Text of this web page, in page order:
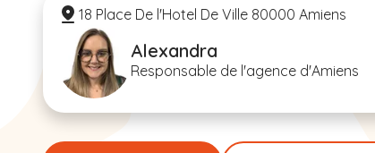
18 Place De l'Hotel De Ville 80000 Amiens
Alexandra
Responsable de l'agence d'Amiens